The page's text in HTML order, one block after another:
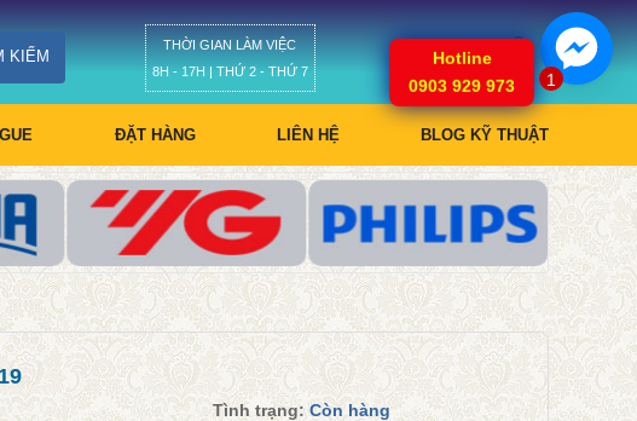
KIẾM
THỜI GIAN LÀM VIỆC
8H - 17H | THỨ 2 - THỨ 7
Giỏ hàng
ĐẶT HÀNG LIÊN HỆ BLOG KỸ THUẬT
Tình trạng:Còn hàng
1
Hotline
0903 929 973